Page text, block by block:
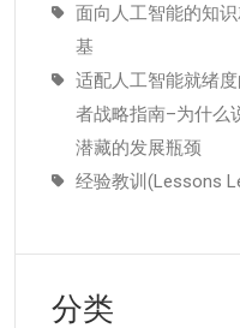
面向人工智能的知
基
适配人工智能就绪
者战略指南–为什么
潜藏的发展瓶颈
经验教训(Lessons
分类